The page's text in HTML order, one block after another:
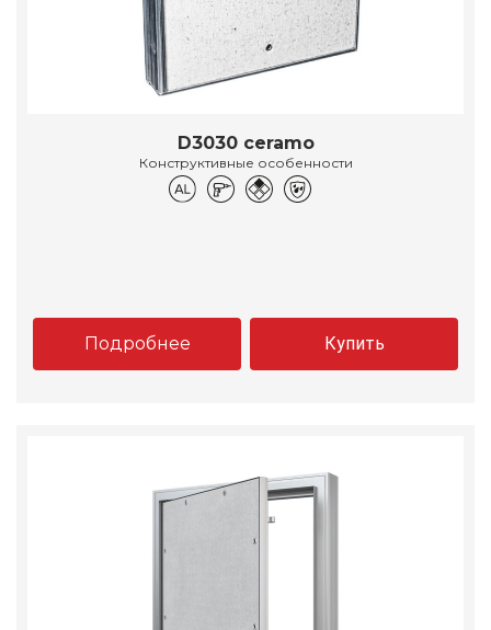
D3030 ceramo
Конструктивные особенности
Подробнее Купить